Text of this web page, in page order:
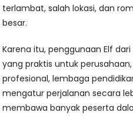
terlambat, salah lokasi, dan
besar.
Karena itu, penggunaan Elf
yang praktis untuk
profesional, lembaga
mengatur perjalanan secara
membawa banyak peserta